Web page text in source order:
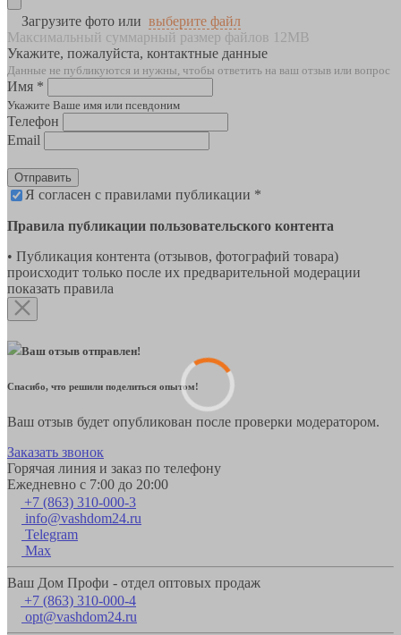
Загрузите фото или выберите файл
Максимальный суммарный размер файлов 12MB
Укажите, пожалуйста, контактные данные
Данные не публикуются и нужны, чтобы ответить на ваш отзыв или вопрос
Имя *
Укажите Ваше имя или псевдоним
Телефон
Email
Отправить
Я согласен с правилами публикации *
Правила публикации пользовательского контента
• Публикация контента (отзывов, фотографий товара)
происходит только после их предварительной модерации
показать правила
Ваш отзыв отправлен!
Спасибо, что решили поделиться опытом!
Ваш отзыв будет опубликован после проверки модератором.
Заказать звонок
Горячая линия и заказ по телефону
Ежедневно с 7:00 до 20:00
+7 (863) 310-000-3
info@vashdom24.ru
Telegram
Max
Ваш Дом Профи - отдел оптовых продаж
+7 (863) 310-000-4
opt@vashdom24.ru